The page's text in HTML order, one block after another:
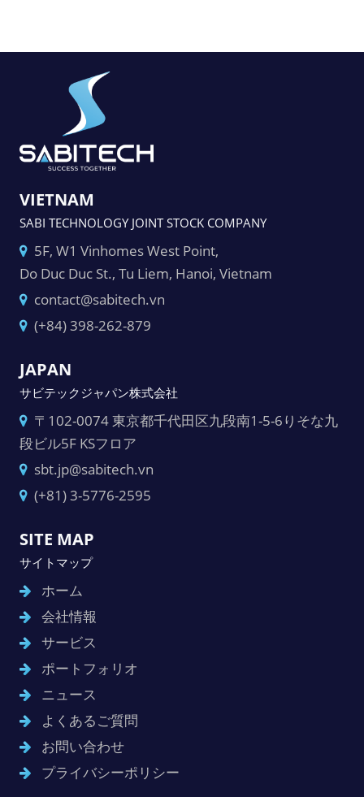
VIETNAM
SABI TECHNOLOGY JOINT STOCK COMPANY
5F, W1 Vinhomes West Point,
Do Duc Duc St., Tu Liem, Hanoi, Vietnam
contact@sabitech.vn
(+84) 398-262-879
JAPAN
サビテックジャパン株式会社
〒102-0074 東京都千代田区九段南1-5-6りそな九
段ビル5F KSフロア
sbt.jp@sabitech.vn
(+81) 3-5776-2595
SITE MAP
サイトマップ
ホーム
会社情報
サービス
ポートフォリオ
ニュース
よくあるご質問
お問い合わせ
プライバシーポリシー